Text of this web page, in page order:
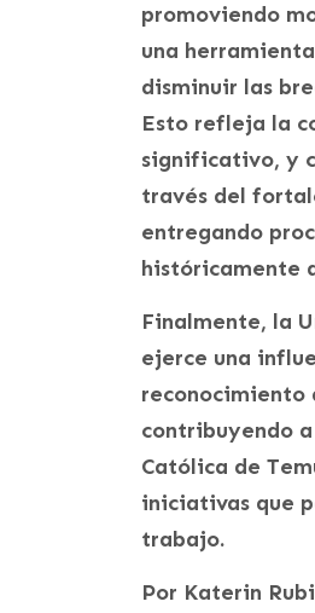
promoviendo
una
disminuir las
Esto refleja la
significativo, y
través del
entregando
históricamente
Finalmente, la
ejerce una
reconocimiento
contribuyendo
Católica de
iniciativas que
trabajo.
Por Katerin